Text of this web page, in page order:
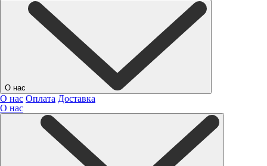
О нас
О нас Оплата Доставка
О нас